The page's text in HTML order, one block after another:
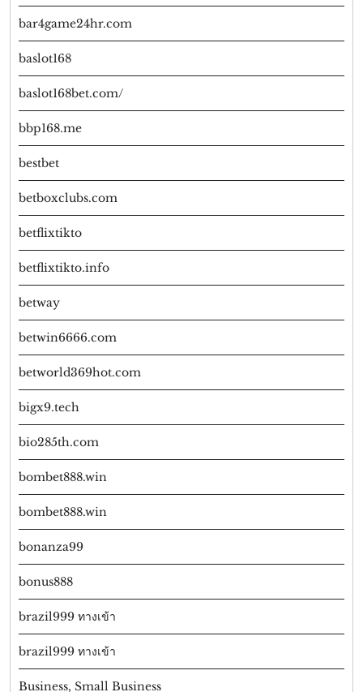
bar4game24hr.com
baslot168
baslot168bet.com/
bbp168.me
bestbet
betboxclubs.com
betflixtikto
betflixtikto.info
betway
betwin6666.com
betworld369hot.com
bigx9.tech
bio285th.com
bombet888.win
bombet888.win
bonanza99
bonus888
brazil999 ทางเข้า
brazil999 ทางเข้า
Business, Small Business